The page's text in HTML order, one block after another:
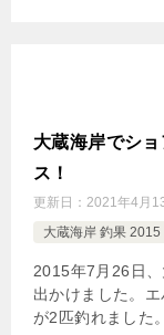
大蔵海岸でシ
ス！
更新日： 2021年4月
大蔵海岸 釣果 2015
2015年7月26日
出かけました。
が2匹釣れました。